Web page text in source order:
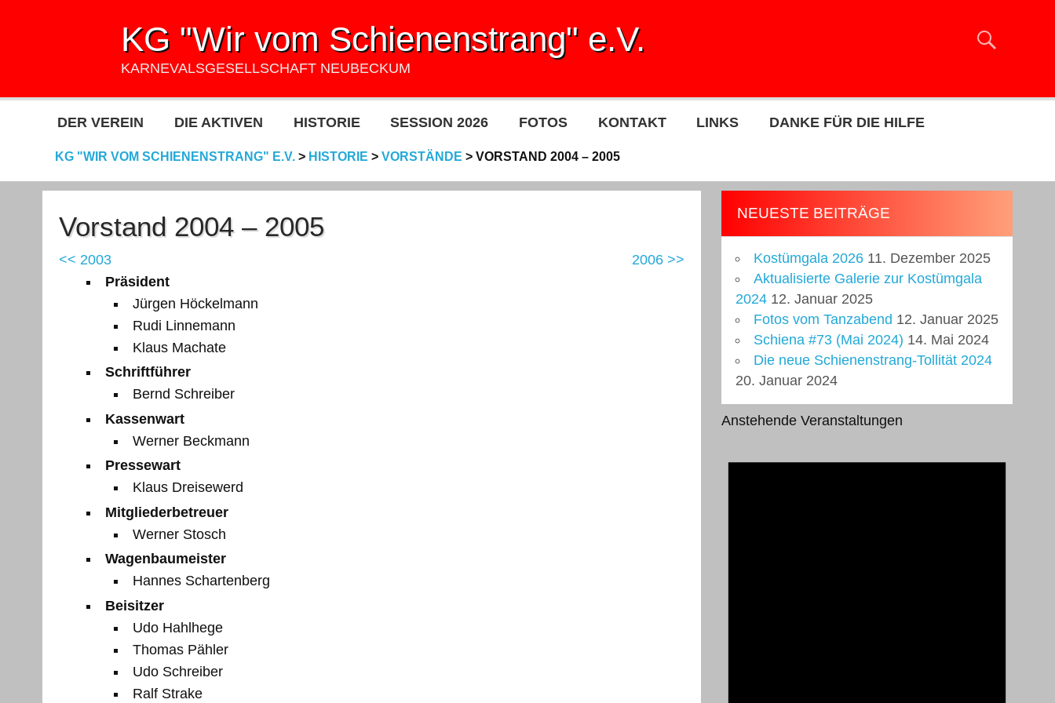
KG "Wir vom Schienenstrang" e.V.
KARNEVALSGESELLSCHAFT NEUBECKUM
DER VEREIN DIE AKTIVEN HISTORIE SESSION 2026 FOTOS KONTAKT LINKS DANKE FÜR DIE HILFE
KG "WIR VOM SCHIENENSTRANG" E.V.> HISTORIE > VORSTÄNDE > VORSTAND 2004 – 2005
Vorstand 2004 – 2005
<< 2003
2006 >>
Präsident
Jürgen Höckelmann
Rudi Linnemann
Klaus Machate
Schriftführer
Bernd Schreiber
Kassenwart
Werner Beckmann
Pressewart
Klaus Dreisewerd
Mitgliederbetreuer
Werner Stosch
Wagenbaumeister
Hannes Schartenberg
Beisitzer
Udo Hahlhege
Thomas Pähler
Udo Schreiber
Ralf Strake
NEUESTE BEITRÄGE
Kostümgala 2026 11. Dezember 2025
Aktualisierte Galerie zur Kostümgala
2024 12. Januar 2025
Fotos vom Tanzabend 12. Januar 2025
Schiena #73 (Mai 2024) 14. Mai 2024
Die neue Schienenstrang-Tollität 2024
20. Januar 2024
Anstehende Veranstaltungen